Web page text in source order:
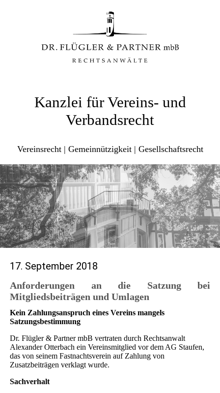
Kanzlei für Vereins- und
Verbandsrecht
Vereinsrecht | Gemeinnützigkeit | Gesellschaftsrecht
17. September 2018
Anforderungen an die Satzung bei
Mitgliedsbeiträgen und Umlagen
Kein Zahlungsanspruch eines Vereins mangels
Satzungsbestimmung
Dr. Flügler & Partner mbB vertraten durch Rechtsanwalt
Alexander Otterbach ein Vereinsmitglied vor dem AG Staufen,
das von seinem Fastnachtsverein auf Zahlung von
Zusatzbeiträgen verklagt wurde.
Sachverhalt